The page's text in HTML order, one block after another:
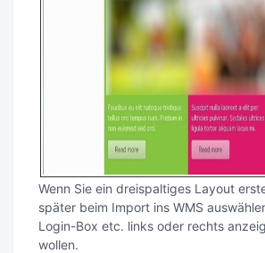
Wenn Sie ein dreispaltiges Layout
später beim Import ins WMS
Login-Box etc. links oder rechts
wollen.